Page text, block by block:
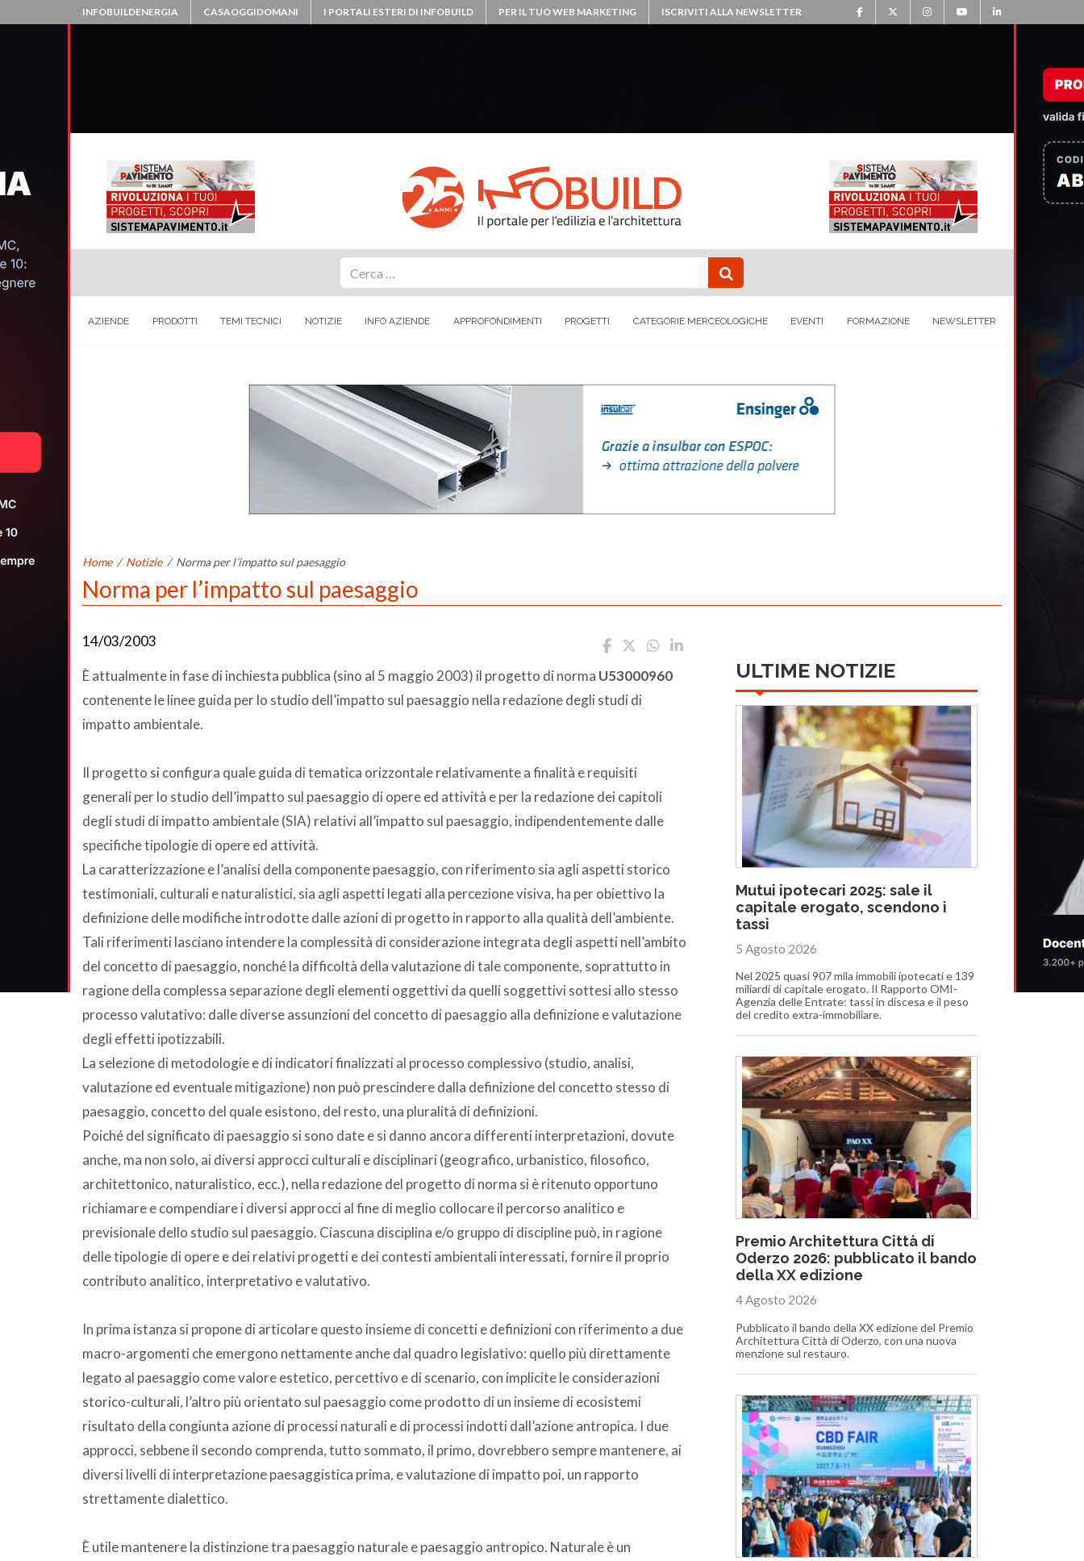
INFOBUILDENERGIA CASAOGGIDOMANI I PORTALI ESTERI DI INFOBUILD PER IL TUO WEB MARKETING ISCRIVITI ALLA NEWSLETTER
AZIENDE PRODOTTI TEMI TECNICI NOTIZIE INFO AZIENDE APPROFONDIMENTI PROGETTI CATEGORIE MERCEOLOGICHE EVENTI FORMAZIONE NEWSLETTER
Home / Notizie / Norma per l’impatto sul paesaggio
Norma per l’impatto sul paesaggio
14/03/2003
È attualmente in fase di inchiesta pubblica (sino al 5 maggio 2003) il progetto di norma U53000960
contenente le linee guida per lo studio dell’impatto sul paesaggio nella redazione degli studi di
impatto ambientale.
Il progetto si configura quale guida di tematica orizzontale relativamente a finalità e requisiti
generali per lo studio dell’impatto sul paesaggio di opere ed attività e per la redazione dei capitoli
degli studi di impatto ambientale (SIA) relativi all’impatto sul paesaggio, indipendentemente dalle
specifiche tipologie di opere ed attività.
La caratterizzazione e l’analisi della componente paesaggio, con riferimento sia agli aspetti storico
testimoniali, culturali e naturalistici, sia agli aspetti legati alla percezione visiva, ha per obiettivo la
definizione delle modifiche introdotte dalle azioni di progetto in rapporto alla qualità dell’ambiente.
Tali riferimenti lasciano intendere la complessità di considerazione integrata degli aspetti nell’ambito
del concetto di paesaggio, nonché la difficoltà della valutazione di tale componente, soprattutto in
ragione della complessa separazione degli elementi oggettivi da quelli soggettivi sottesi allo stesso
processo valutativo: dalle diverse assunzioni del concetto di paesaggio alla definizione e valutazione
degli effetti ipotizzabili.
La selezione di metodologie e di indicatori finalizzati al processo complessivo (studio, analisi,
valutazione ed eventuale mitigazione) non può prescindere dalla definizione del concetto stesso di
paesaggio, concetto del quale esistono, del resto, una pluralità di definizioni.
Poiché del significato di paesaggio si sono date e si danno ancora differenti interpretazioni, dovute
anche, ma non solo, ai diversi approcci culturali e disciplinari (geografico, urbanistico, filosofico,
architettonico, naturalistico, ecc.), nella redazione del progetto di norma si è ritenuto opportuno
richiamare e compendiare i diversi approcci al fine di meglio collocare il percorso analitico e
previsionale dello studio sul paesaggio. Ciascuna disciplina e/o gruppo di discipline può, in ragione
delle tipologie di opere e dei relativi progetti e dei contesti ambientali interessati, fornire il proprio
contributo analitico, interpretativo e valutativo.
In prima istanza si propone di articolare questo insieme di concetti e definizioni con riferimento a due
macro-argomenti che emergono nettamente anche dal quadro legislativo: quello più direttamente
legato al paesaggio come valore estetico, percettivo e di scenario, con implicite le considerazioni
storico-culturali, l’altro più orientato sul paesaggio come prodotto di un insieme di ecosistemi
risultato della congiunta azione di processi naturali e di processi indotti dall’azione antropica. I due
approcci, sebbene il secondo comprenda, tutto sommato, il primo, dovrebbero sempre mantenere, ai
diversi livelli di interpretazione paesaggistica prima, e valutazione di impatto poi, un rapporto
strettamente dialettico.
È utile mantenere la distinzione tra paesaggio naturale e paesaggio antropico. Naturale è un
ULTIME NOTIZIE
Mutui ipotecari 2025: sale il
capitale erogato, scendono i
tassi
5 Agosto 2026
Nel 2025 quasi 907 mila immobili ipotecati e 139
miliardi di capitale erogato. Il Rapporto OMI-
Agenzia delle Entrate: tassi in discesa e il peso
del credito extra-immobiliare.
Premio Architettura Città di
Oderzo 2026: pubblicato il bando
della XX edizione
4 Agosto 2026
Pubblicato il bando della XX edizione del Premio
Architettura Città di Oderzo, con una nuova
menzione sul restauro.